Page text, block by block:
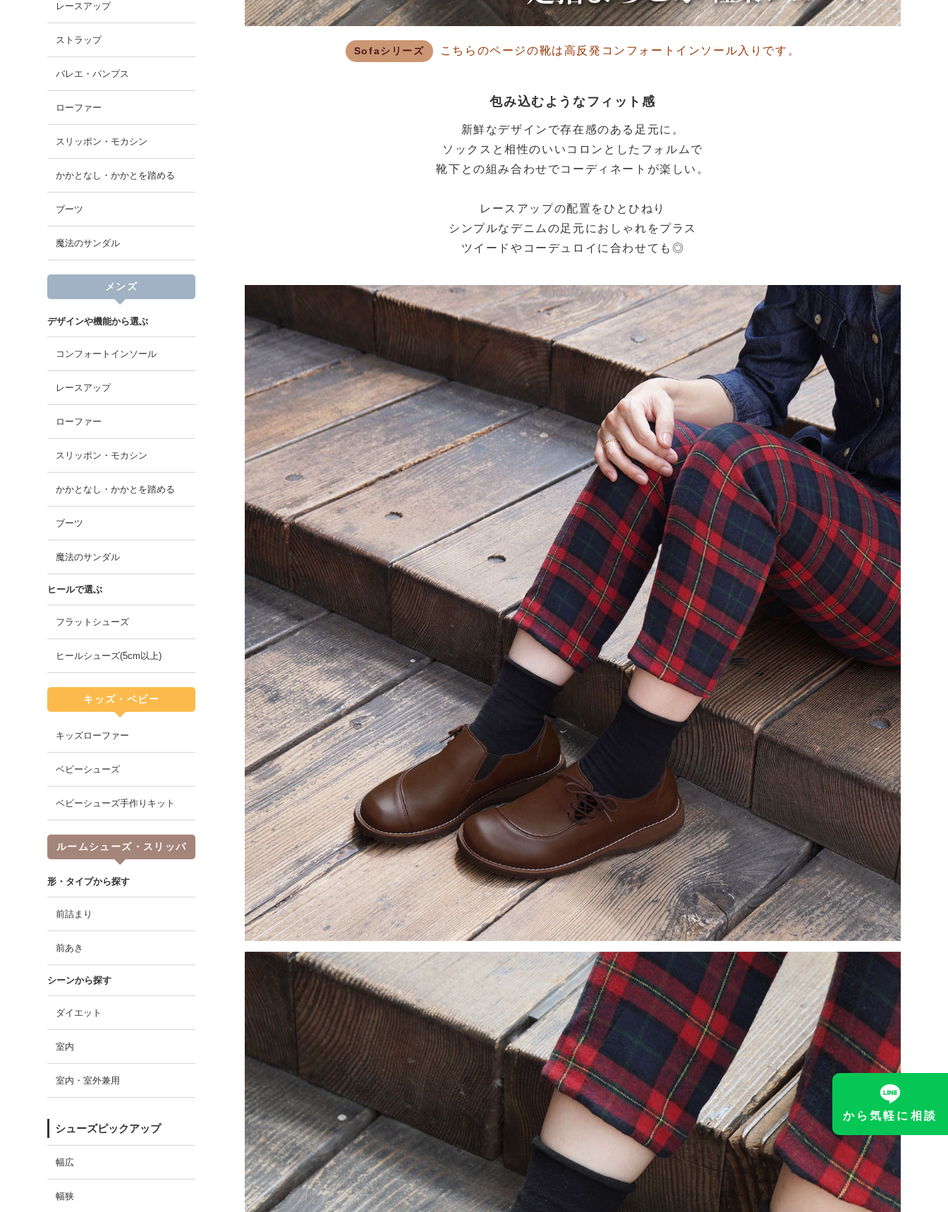
レースアップ
ストラップ
バレエ・パンプス
ローファー
スリッポン・モカシン
かかとなし・かかとを踏める
ブーツ
魔法のサンダル
メンズ
デザインや機能から選ぶ
コンフォートインソール
レースアップ
ローファー
スリッポン・モカシン
かかとなし・かかとを踏める
ブーツ
魔法のサンダル
ヒールで選ぶ
フラットシューズ
ヒールシューズ(5cm以上)
キッズ・ベビー
キッズローファー
ベビーシューズ
ベビーシューズ手作りキット
ルームシューズ・スリッパ
形・タイプから探す
前詰まり
前あき
シーンから探す
ダイエット
室内
室内・室外兼用
シューズピックアップ
幅広
幅狭
Sofaシリーズ こちらのページの靴は高反発コンフォートインソール入りです。
包み込むようなフィット感
新鮮なデザインで存在感のある足元に。
ソックスと相性のいいコロンとしたフォルムで
靴下との組み合わせでコーディネートが楽しい。
レースアップの配置をひとひねり
シンプルなデニムの足元におしゃれをプラス
ツイードやコーデュロイに合わせても◎
から気軽に相談